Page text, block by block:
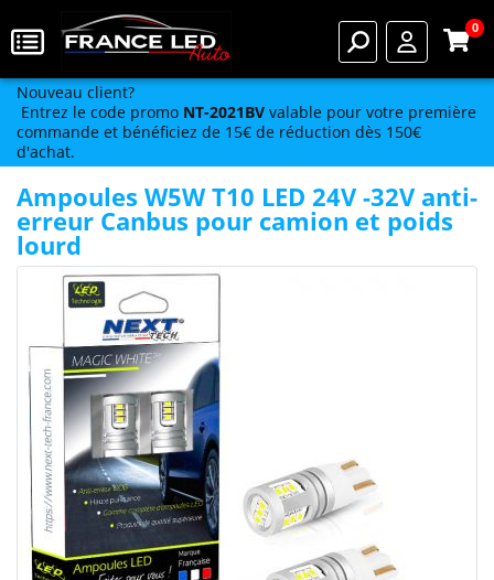
0
Nouveau client?
Entrez le code promo NT-2021BV valable pour votre première
commande et bénéficiez de 15€ de réduction dès 150€
d'achat.
Ampoules W5W T10 LED 24V -32V anti-
erreur Canbus pour camion et poids
lourd